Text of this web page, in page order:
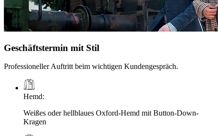
Geschäftstermin mit Stil
Professioneller Auftritt beim wichtigen Kundengespräch.
Hemd:
Weißes oder hellblaues Oxford-Hemd mit Button-Down-
Kragen